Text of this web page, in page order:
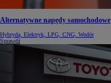
Alternatywne napędy samochodowe
Hybryda, Elektryk, LPG, CNG, Wodór
Sprawdź